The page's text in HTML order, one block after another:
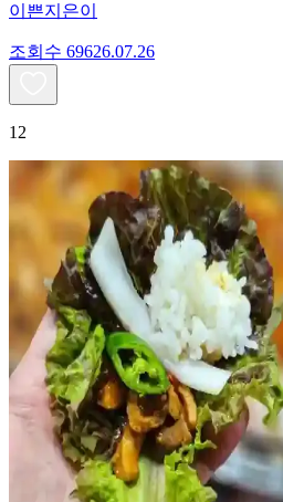
이쁜지은이
조회수 69626.07.26
12